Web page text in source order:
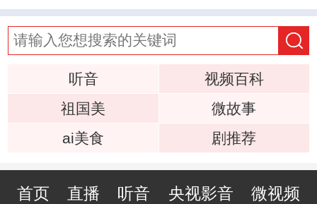
听音
视频百科
祖国美
微故事
ai美食
剧推荐
首页 直播 听音 央视影音 微视频